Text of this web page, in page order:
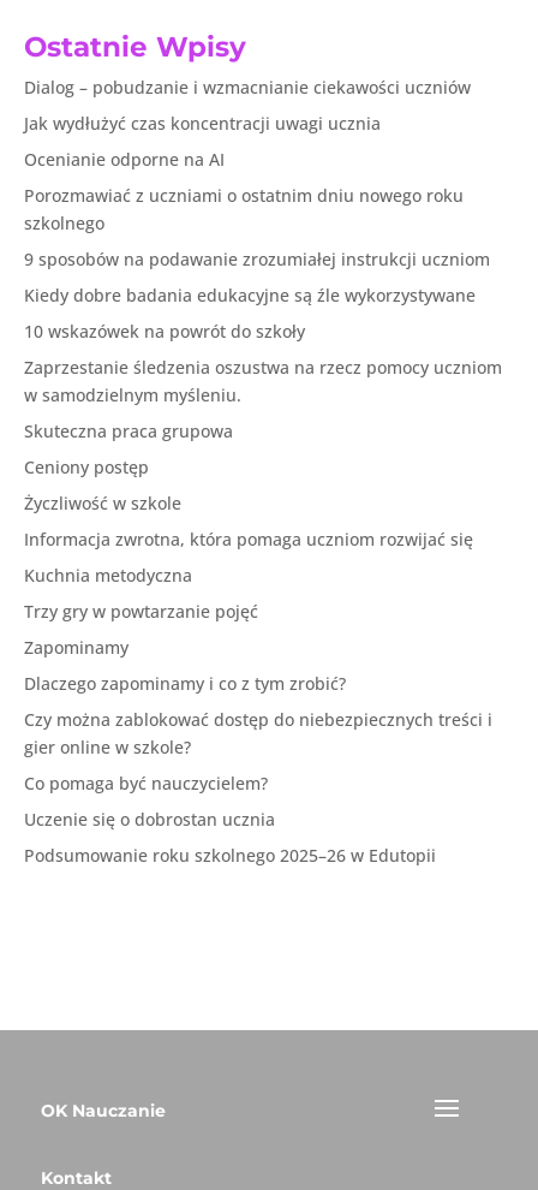
Ostatnie Wpisy
Dialog – pobudzanie i wzmacnianie ciekawości uczniów
Jak wydłużyć czas koncentracji uwagi ucznia
Ocenianie odporne na AI
Porozmawiać z uczniami o ostatnim dniu nowego roku
szkolnego
9 sposobów na podawanie zrozumiałej instrukcji uczniom
Kiedy dobre badania edukacyjne są źle wykorzystywane
10 wskazówek na powrót do szkoły
Zaprzestanie śledzenia oszustwa na rzecz pomocy uczniom
w samodzielnym myśleniu.
Skuteczna praca grupowa
Ceniony postęp
Życzliwość w szkole
Informacja zwrotna, która pomaga uczniom rozwijać się
Kuchnia metodyczna
Trzy gry w powtarzanie pojęć
Zapominamy
Dlaczego zapominamy i co z tym zrobić?
Czy można zablokować dostęp do niebezpiecznych treści i
gier online w szkole?
Co pomaga być nauczycielem?
Uczenie się o dobrostan ucznia
Podsumowanie roku szkolnego 2025–26 w Edutopii
OK Nauczanie
Kontakt